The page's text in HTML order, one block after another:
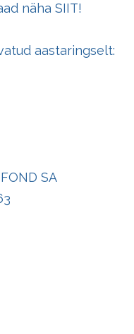
näha SIIT!
aastaringselt:
SA